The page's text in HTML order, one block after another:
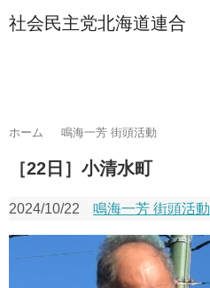
社会民主党北海道連合
ホーム 鳴海一芳 街頭活動
［22日］小清水町
2024/10/22 鳴海一芳 街頭活動